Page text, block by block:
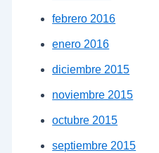
febrero 2016
enero 2016
diciembre 2015
noviembre 2015
octubre 2015
septiembre 2015